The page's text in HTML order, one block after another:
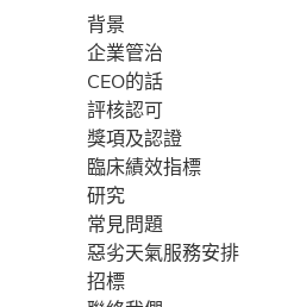
背景
企業管治
CEO的話
評核認可
獎項及認證
臨床績效指標
研究
常見問題
惡劣天氣服務安排
招標